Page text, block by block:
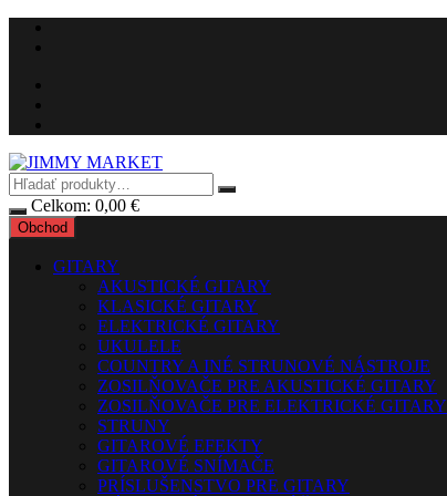
Preskočiť
Celkom: 0,00 €
Obchod
GITARY
AKUSTICKÉ GITARY
KLASICKÉ GITARY
ELEKTRICKÉ GITARY
UKULELE
COUNTRY A INÉ STRUNOVÉ NÁSTROJE
ZOSILŇOVAČE PRE AKUSTICKÉ GITARY
ZOSILŇOVAČE PRE ELEKTRICKÉ GITARY
STRUNY
GITAROVÉ EFEKTY
GITAROVÉ SNÍMAČE
PRÍSLUŠENSTVO PRE GITARY